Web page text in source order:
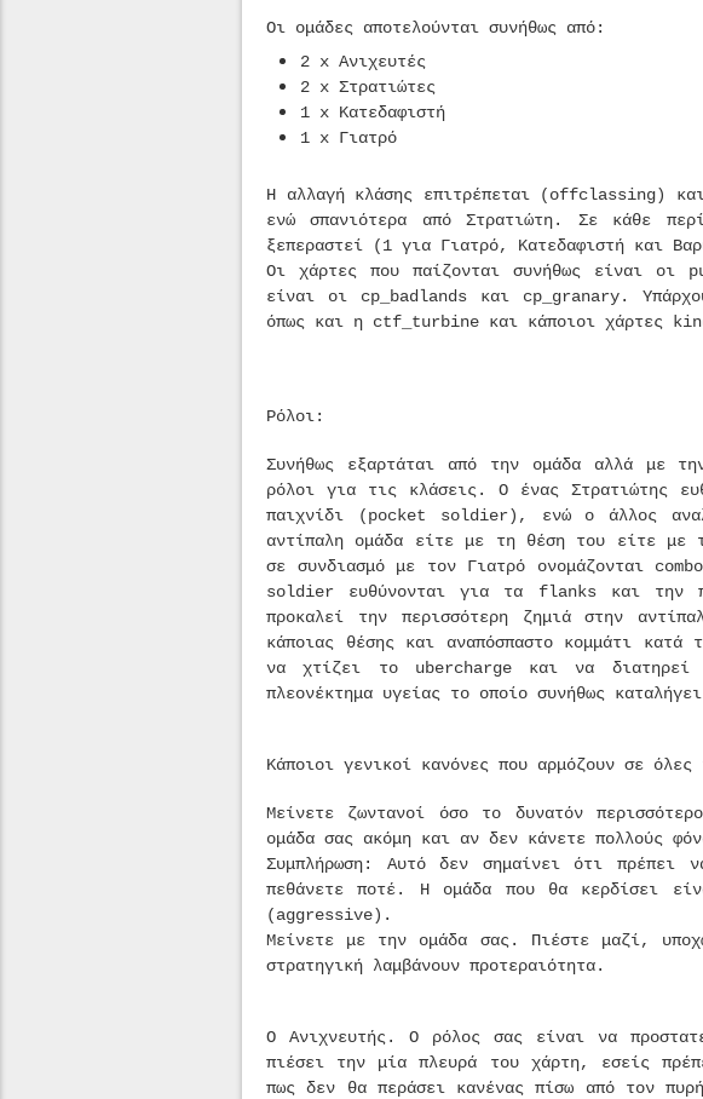
Οι ομάδες αποτελούνται συνήθως από:
2 x Ανιχευτές
2 x Στρατιώτες
1 x Κατεδαφιστή
1 x Γιατρό
Η αλλαγή κλάσης επιτρέπεται (offclassing)
ενώ σπανιότερα από Στρατιώτη. Σε κάθε
ξεπεραστεί (1 για Γιατρό, Κατεδαφιστή και
Οι χάρτες που παίζονται συνήθως είναι οι
είναι οι cp_badlands και cp_granary.
όπως και η ctf_turbine και κάποιοι χάρτες
Ρόλοι:
Συνήθως εξαρτάται από την ομάδα αλλά με
ρόλοι για τις κλάσεις. Ο ένας Στρατιώτης
παιχνίδι (pocket soldier), ενώ ο άλλος
αντίπαλη ομάδα είτε με τη θέση του είτε
σε συνδιασμό με τον Γιατρό ονομάζονται
soldier ευθύνονται για τα flanks και την
προκαλεί την περισσότερη ζημιά στην
κάποιας θέσης και αναπόσπαστο κομμάτι
να χτίζει το ubercharge και να
πλεονέκτημα υγείας το οποίο συνήθως
Κάποιοι γενικοί κανόνες που αρμόζουν σε όλες
Μείνετε ζωντανοί όσο το δυνατόν
ομάδα σας ακόμη και αν δεν κάνετε πολλούς
Συμπλήρωση: Αυτό δεν σημαίνει ότι
πεθάνετε ποτέ. Η ομάδα που θα κερδίσει
(aggressive).
Μείνετε με την ομάδα σας. Πιέστε μαζί,
στρατηγική λαμβάνουν προτεραιότητα.
Ο Ανιχνευτής. Ο ρόλος σας είναι να
πιέσει την μία πλευρά του χάρτη, εσείς
πωςδεν θα περάσει κανένας πίσω από τον